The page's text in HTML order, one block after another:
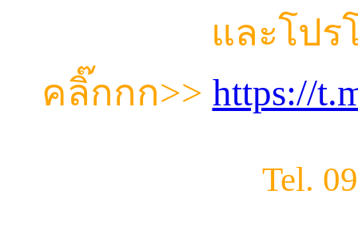
และโป
คลิ๊กกก>> https://
Tel.